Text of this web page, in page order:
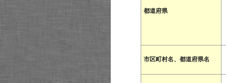
都道府県
市区町村名、都道府県名